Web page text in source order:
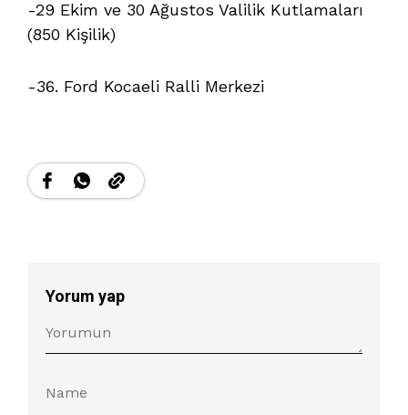
-29 Ekim ve 30 Ağustos Valilik Kutlamaları
(850 Kişilik)
-36. Ford Kocaeli Ralli Merkezi
Yorum yap